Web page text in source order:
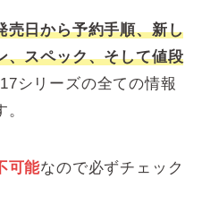
売日から予約手順、新し
、スペック、そして値段
シリーズの全ての情報
可能なので必ずチェック